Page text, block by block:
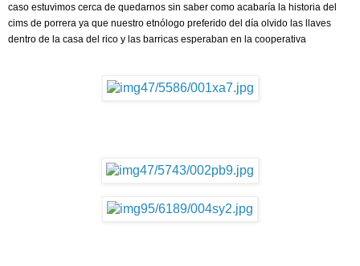
caso estuvimos cerca de quedarnos sin saber como acabaría la historia del
cims de porrera ya que nuestro etnólogo preferido del día olvido las llaves
dentro de la casa del rico y las barricas esperaban en la cooperativa